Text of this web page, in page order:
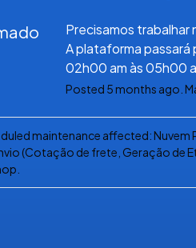
Precisamos trabalhar
A plataforma passará
02h00 am às 05h00
Posted 5months ago.
maintenance affected: Nuvem
(Cotação de frete, Geração de